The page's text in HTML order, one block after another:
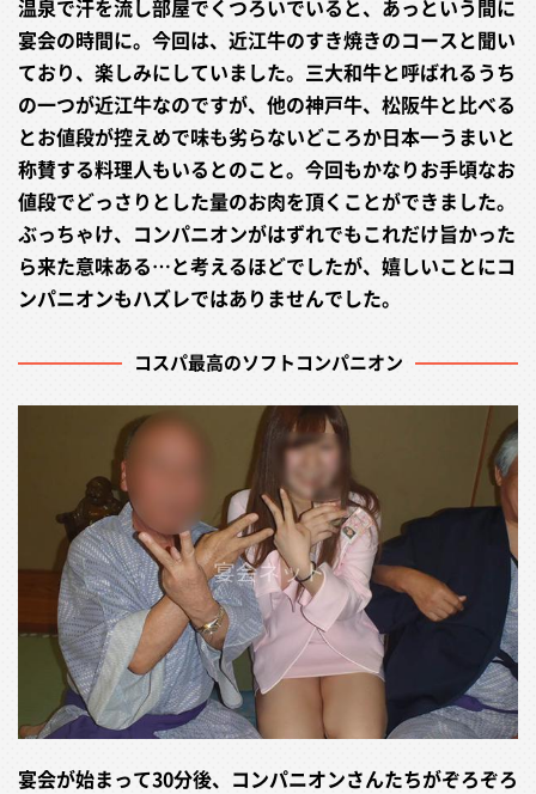
温泉で汗を流し部屋でくつろいでいると、あっという間に
宴会の時間に。今回は、近江牛のすき焼きのコースと聞い
ており、楽しみにしていました。三大和牛と呼ばれるうち
の一つが近江牛なのですが、他の神戸牛、松阪牛と比べる
とお値段が控えめで味も劣らないどころか日本一うまいと
称賛する料理人もいるとのこと。今回もかなりお手頃なお
値段でどっさりとした量のお肉を頂くことができました。
ぶっちゃけ、コンパニオンがはずれでもこれだけ旨かった
ら来た意味ある…と考えるほどでしたが、嬉しいことにコ
ンパニオンもハズレではありませんでした。
コスパ最高のソフトコンパニオン
宴会が始まって30分後、コンパニオンさんたちがぞろぞろ